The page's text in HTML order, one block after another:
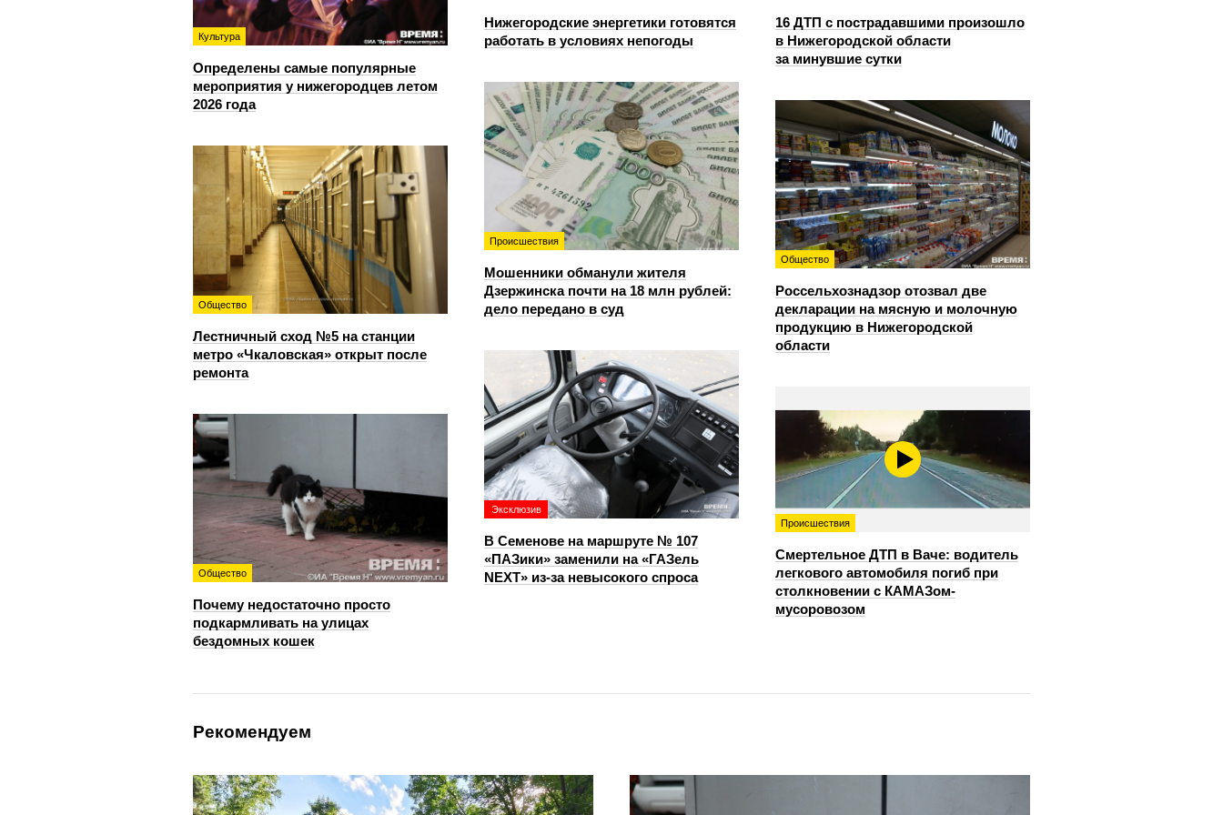
Нижегородские энергетики готовятся
работать в условиях непогоды
16 ДТП с пострадавшими произошло
в Нижегородской области
за минувшие сутки
Культура
Определены самые популярные
мероприятия у нижегородцев летом
2026 года
Происшествия
Мошенники обманули жителя
Дзержинска почти на 18 млн рублей:
дело передано в суд
Общество
Россельхознадзор отозвал две
декларации на мясную и молочную
продукцию в Нижегородской
области
Общество
Лестничный сход №5 на станции
метро «Чкаловская» открыт после
ремонта
Эксклюзив
В Семенове на маршруте № 107
«ПАЗики» заменили на «ГАЗель
NEXT» из‑за невысокого спроса
Происшествия
Смертельное ДТП в Ваче: водитель
легкового автомобиля погиб при
столкновении с КАМАЗом-
мусоровозом
Общество
Почему недостаточно просто
подкармливать на улицах
бездомных кошек
Рекомендуем